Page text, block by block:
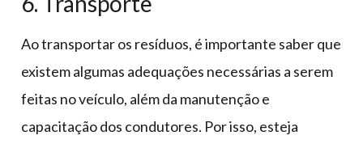
Ao transportar os resíduos, é importante saber que
existem algumas adequações necessárias a serem
feitas no veículo, além da manutenção e
capacitação dos condutores. Por isso, esteja